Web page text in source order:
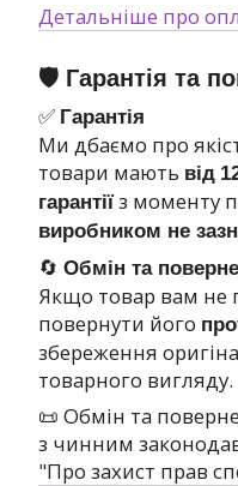
Детальніше про
🛡 Гарантія та
✅ Гарантія
Ми дбаємо про
товари мають від
гарантії з моменту
виробником не
🔄 Обмін та
Якщо товар вам не
повернути його
збереження
товарного вигляду.
📜 Обмін та
з чинним
"Про захист прав